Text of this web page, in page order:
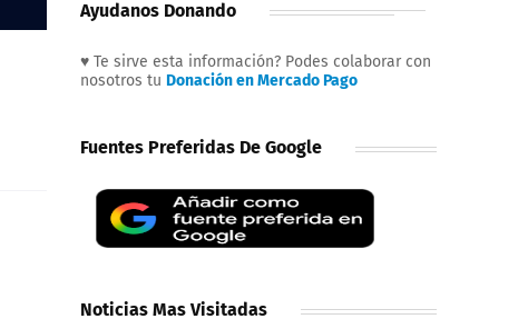
Ayudanos Donando
♥ Te sirve esta información? Podes colaborar con
nosotros tu Donación en Mercado Pago
Fuentes Preferidas De Google
Noticias Mas Visitadas